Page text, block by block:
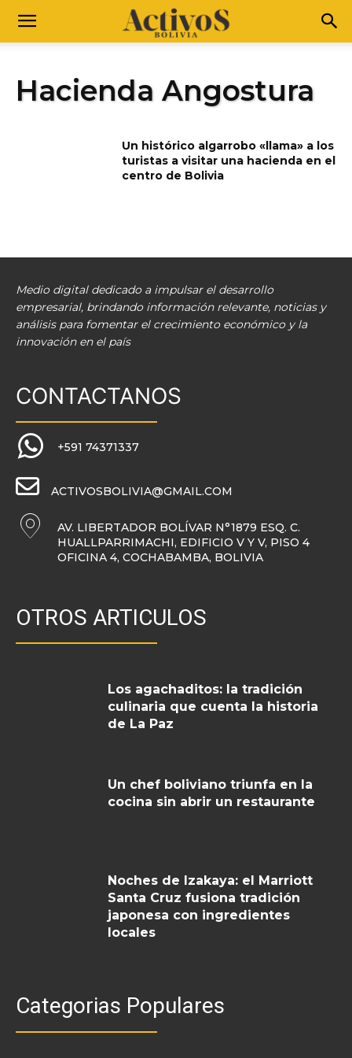
Hacienda Angostura
Un histórico algarrobo «llama» a los
turistas a visitar una hacienda en el
centro de Bolivia
Medio digital dedicado a impulsar el desarrollo
empresarial, brindando información relevante, noticias y
análisis para fomentar el crecimiento económico y la
innovación en el país
CONTACTANOS
+591 74371337
ACTIVOSBOLIVIA@GMAIL.COM
AV. LIBERTADOR BOLÍVAR N°1879 ESQ. C.
HUALLPARRIMACHI, EDIFICIO V Y V, PISO 4
OFICINA 4, COCHABAMBA, BOLIVIA
OTROS ARTICULOS
Los agachaditos: la tradición
culinaria que cuenta la historia
de La Paz
Un chef boliviano triunfa en la
cocina sin abrir un restaurante
Noches de Izakaya: el Marriott
Santa Cruz fusiona tradición
japonesa con ingredientes
locales
Categorias Populares